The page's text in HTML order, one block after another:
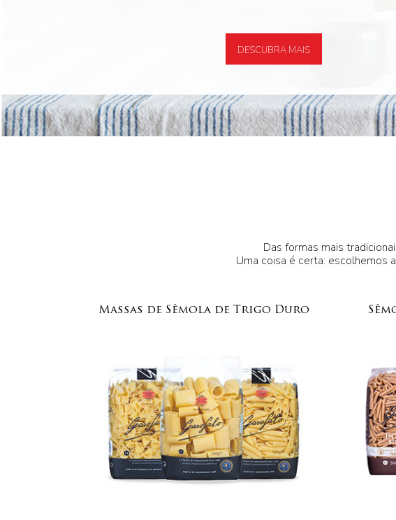
DESCUBRA MAIS
Das formas mais
Uma coisa é certa: escolhemos
Massas de Sêmola de Trigo Duro